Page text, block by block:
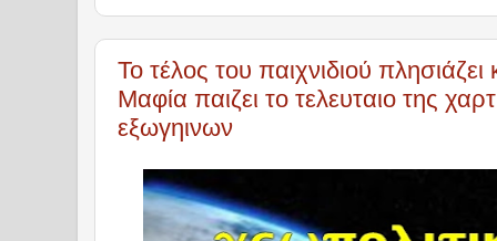
Το τέλος του παιχνιδιού
Μαφία παιζει το τελευταιο της
εξωγηινων